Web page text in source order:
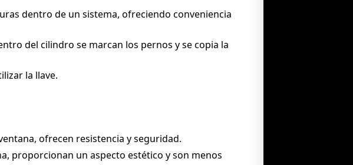
dentro de un sistema, ofreciendo conveniencia
del cilindro se marcan los pernos y se copia la
la llave.
ofrecen resistencia y seguridad.
proporcionan un aspecto estético y son menos